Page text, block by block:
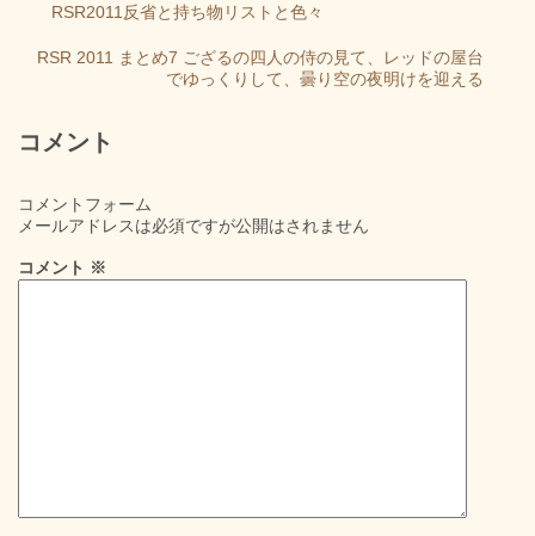
RSR2011反省と持ち物リストと色々
RSR 2011 まとめ7 ござるの四人の侍の見て、レッドの屋台
でゆっくりして、曇り空の夜明けを迎える
コメント
コメントフォーム
メールアドレスは必須ですが公開はされません
コメント ※